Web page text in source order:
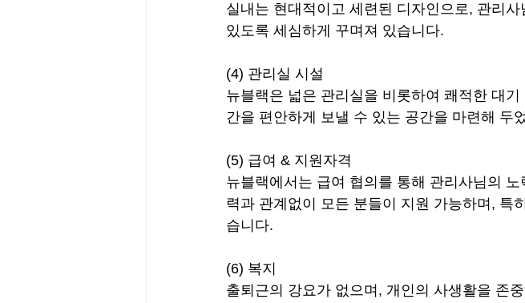
실내는 현대적이고 세련된 디자인으로, 관리
있도록 세심하게 꾸며져 있습니다.
(4) 관리실 시설
뉴블랙은 넓은 관리실을 비롯하여 쾌적한 대
간을 편안하게 보낼 수 있는 공간을 마련해 두
(5) 급여 & 지원자격
뉴블랙에서는 급여 협의를 통해 관리사님의
력과 관계없이 모든 분들이 지원 가능하며, 특
습니다.
(6) 복지
출퇴근의 강요가 없으며, 개인의 사생활을 존